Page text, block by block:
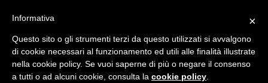
×
Informativa
Questo sito o gli strumenti terzi da questo utilizzati si avvalgono
di cookie necessari al funzionamento ed utili alle finalità illustrate
nella cookie policy. Se vuoi saperne di più o negare il consenso
a tutti o ad alcuni cookie, consulta la cookie policy.